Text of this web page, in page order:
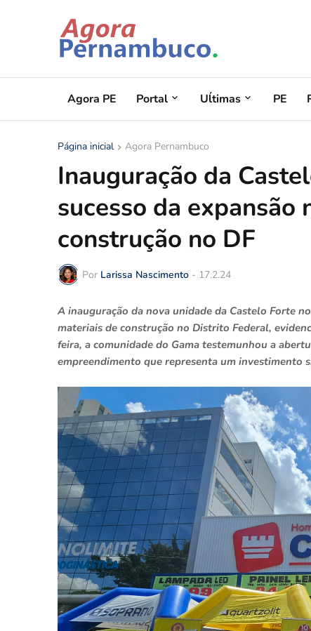
Agora PE Portal Uĺtimas PE
Página inicial Agora Pernambuco
Inauguração da
sucesso da
construção no DF
Por Larissa Nascimento - 17.2.24
A inauguração da nova unidade da Castelo Forte
materiais de construção no Distrito Federal,
feira, a comunidade do Gama testemunhou a
empreendimento que representa um investimento